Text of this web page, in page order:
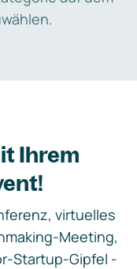
Ihrem
virtuelles
Meeting,
Startup-Gipfel -